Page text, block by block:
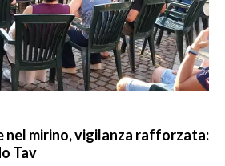
nel mirino, vigilanza rafforzata:
Tav